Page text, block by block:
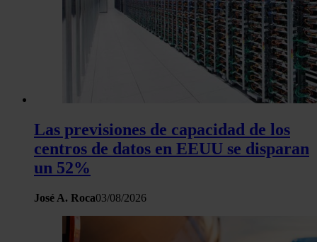
Las previsiones de capacidad de los
centros de datos en EEUU se disparan
un 52%
José A. Roca03/08/2026